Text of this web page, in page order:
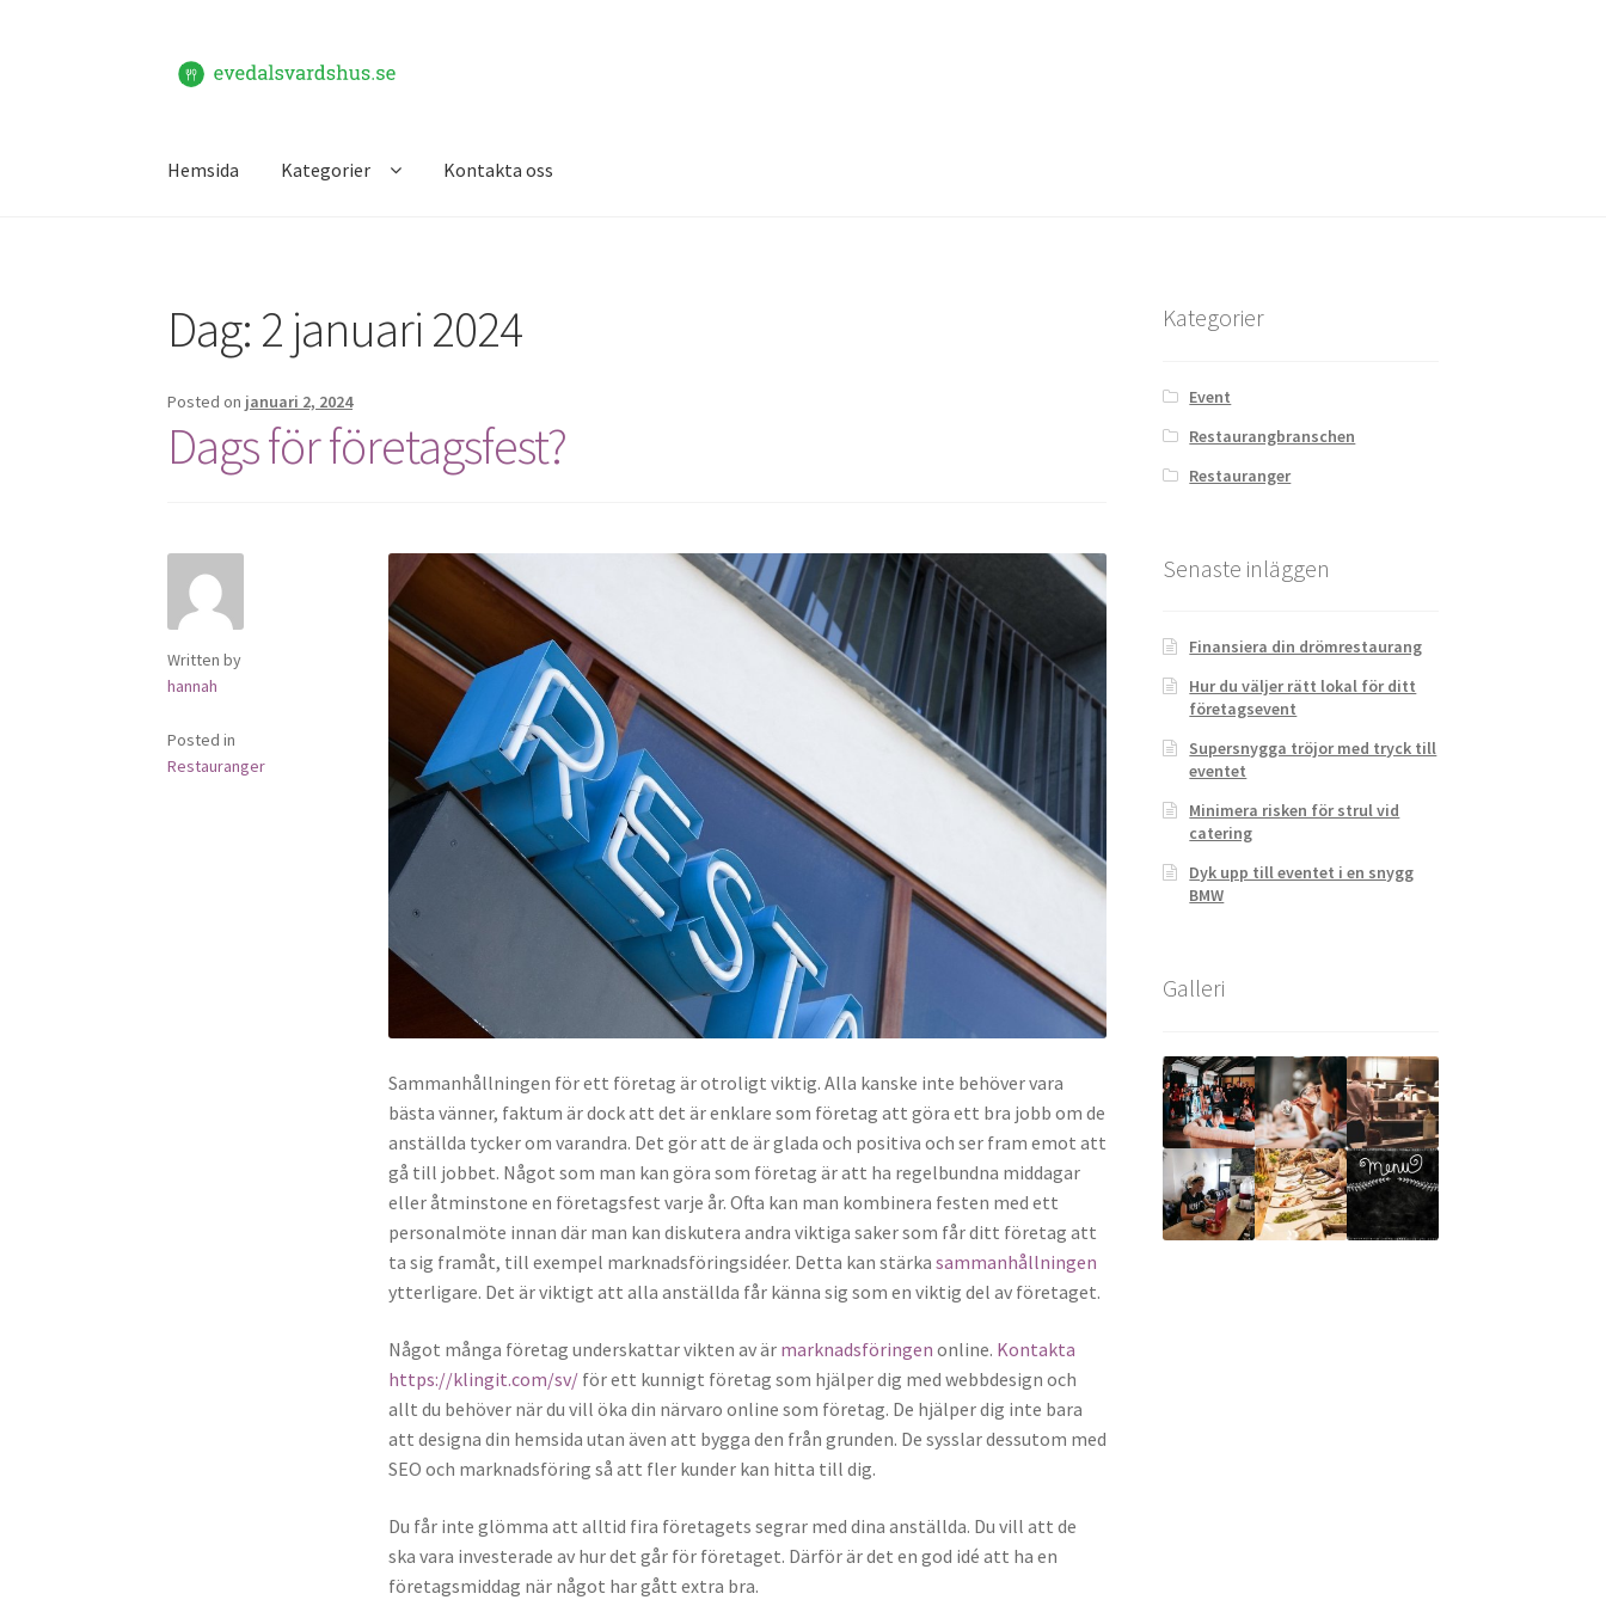
Skip
to
Skip
to
Hemsida
Kategorier Kontakta oss
Dag: 2 januari 2024
Posted on januari 2, 2024
Dags för företagsfest?
Written by
hannah
Posted in
Restauranger
Sammanhållningen för ett företag är otroligt viktig. Alla kanske inte behöver vara
bästa vänner, faktum är dock att det är enklare som företag att göra ett bra jobb om de
anställda tycker om varandra. Det gör att de är glada och positiva och ser fram emot att
gå till jobbet. Något som man kan göra som företag är att ha regelbundna middagar
eller åtminstone en företagsfest varje år. Ofta kan man kombinera festen med ett
personalmöte innan där man kan diskutera andra viktiga saker som får ditt företag att
ta sig framåt, till exempel marknadsföringsidéer. Detta kan stärkasammanhållningen
ytterligare. Det är viktigt att alla anställda får känna sig som en viktig del av företaget.
Något många företag underskattar vikten av är marknadsföringen online. Kontakta
https://klingit.com/sv/ för ett kunnigt företag som hjälper dig med webbdesign och
allt du behöver när du vill öka din närvaro online som företag. De hjälper dig inte bara
att designa din hemsida utan även att bygga den från grunden. De sysslar dessutom med
SEO och marknadsföring så att fler kunder kan hitta till dig.
Du får inte glömma att alltid fira företagets segrar med dina anställda. Du vill att de
ska vara investerade av hur det går för företaget. Därför är det en god idé att ha en
företagsmiddag när något har gått extra bra.
Kategorier
Event
Restaurangbranschen
Restauranger
Senaste inläggen
Finansiera din drömrestaurang
Hur du väljer rätt lokal för ditt
företagsevent
Supersnygga tröjor med tryck till
eventet
Minimera risken för strul vid
catering
Dyk upp till eventet i en snygg
BMW
Galleri